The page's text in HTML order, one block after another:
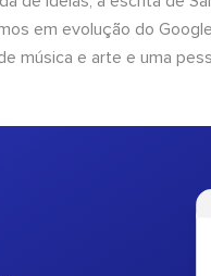
em evolução do
música e arte e uma